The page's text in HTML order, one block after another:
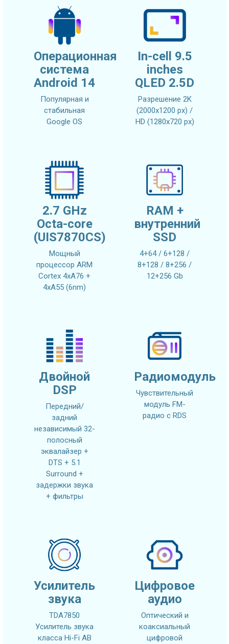
Операционная
система
Android 14
Популярная и
стабильная
Google OS
In-cell 9.5
inches
QLED 2.5D
Разрешение 2K
(2000x1200 px) /
HD (1280x720 px)
2.7 GHz
Octa-core
(UIS7870CS)
Мощный
процессор ARM
Cortex 4xA76 +
4xA55 (6nm)
RAM +
внутренний
SSD
4+64 / 6+128 /
8+128 / 8+256 /
12+256 Gb
Двойной
DSP
Передний/
задний
независимый 32-
полосный
эквалайзер +
DTS + 5.1
Surround +
задержки звука
+ фильтры
Радиомодуль
Чувствительный
модуль FM-
радио с RDS
Усилитель
звука
TDA7850
Усилитель звука
класса Hi-Fi AB
Цифровое
аудио
Оптический и
коаксиальный
цифровой